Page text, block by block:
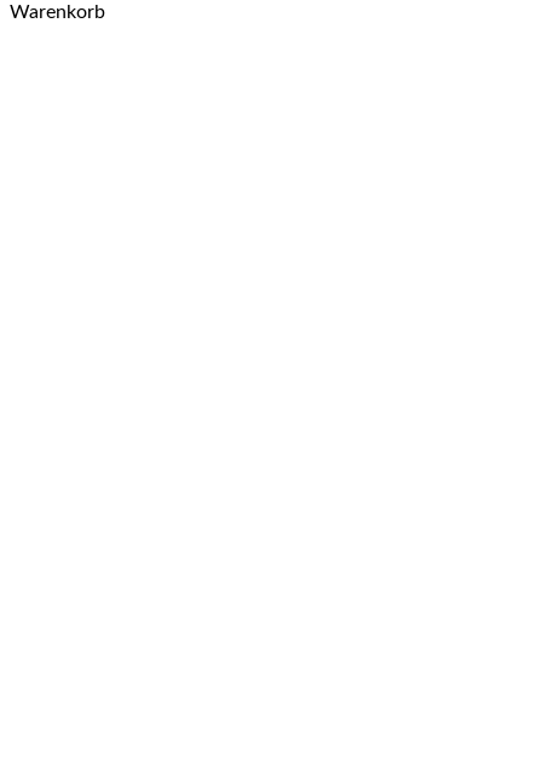
Warenkorb